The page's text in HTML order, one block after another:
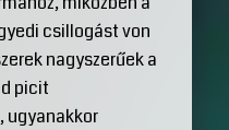
csillogást von
nagyszerűek a
picit
ugyanakkor